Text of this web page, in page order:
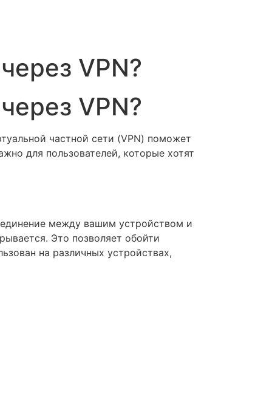
VPN?
VPN?
частной сети (VPN) поможет
для пользователей, которые хотят
между вашим устройством и
Это позволяет обойти
на различных устройствах,